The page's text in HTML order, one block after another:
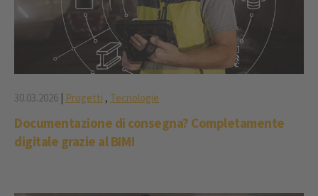
30.03.2026 Progetti , Tecnologie
Documentazione di consegna? Completamente
digitale grazie al BIM!